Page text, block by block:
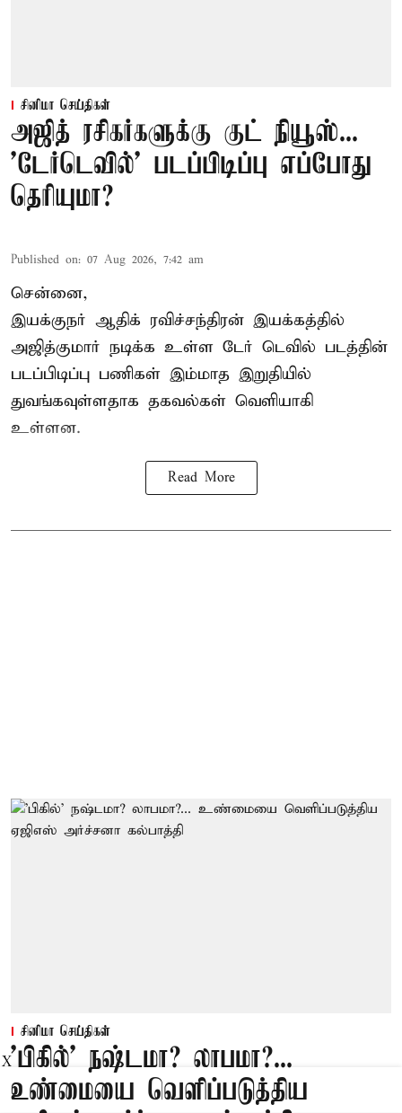
சினிமா செய்திகள்
அஜித் ரசிகர்களுக்கு குட் நியூஸ்...
'டேர்டெவில்' படப்பிடிப்பு எப்போது
தெரியுமா?
Published on: 07 Aug 2026, 7:42 am
சென்னை,
இயக்குநர் ஆதிக் ரவிச்சந்திரன் இயக்கத்தில்
அஜித்குமார் நடிக்க உள்ள டேர் டெவில் படத்தின்
படப்பிடிப்பு பணிகள் இம்மாத இறுதியில்
துவங்கவுள்ளதாக தகவல்கள் வெளியாகி
உள்ளன.
Read More
சினிமா செய்திகள்
'பிகில்' நஷ்டமா? லாபமா?...
உண்மையை வெளிப்படுத்திய
X